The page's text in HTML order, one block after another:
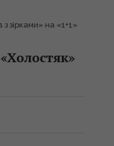
зірками» на «1+1»